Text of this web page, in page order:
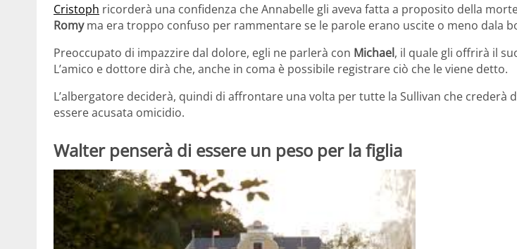
Cristoph ricorderà una confidenza che Annabelle gli aveva fatta a proposito della
Romyma era troppo confuso per rammentare se le parole erano uscite o meno dala
Preoccupato di impazzire dal dolore, egli ne parlerà con Michael, il quale gli offrirà il
L’amico e dottore dirà che, anche in coma è possibile registrare ciò che le viene detto.
L’albergatore deciderà, quindi di affrontare una volta per tutte la Sullivan che crederà
essere acusata omicidio.
Walter penserà di essere un peso per la figlia